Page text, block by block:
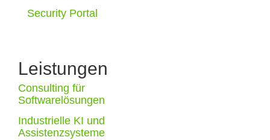
Security Portal
Leistungen
Consulting für
Softwarelösungen
Industrielle KI und
Assistenzsysteme